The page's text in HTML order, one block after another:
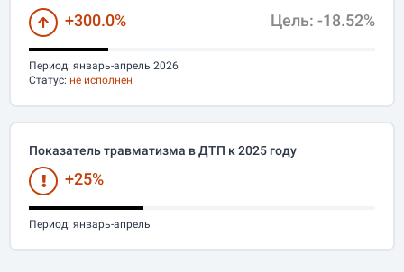
+300.0% Цель: -18.52%
Период: январь-апрель 2026
Статус: не исполнен
Показатель травматизма в ДТП к 2025 году
+25%
Период: январь-апрель